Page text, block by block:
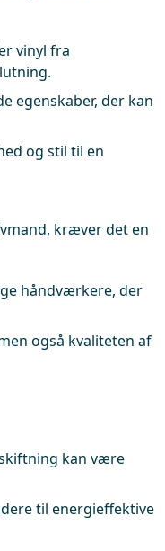
vinyl fra
egenskaber, der kan
og stil til en
kræver det en
håndværkere, der
også kvaliteten af
kan være
til energieffektive